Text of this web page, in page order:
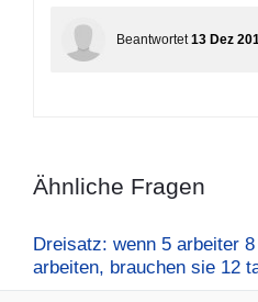
Beantwortet 13 Dez
Ähnliche Fragen
Dreisatz: wenn 5 arbeiter
arbeiten, brauchen sie 12